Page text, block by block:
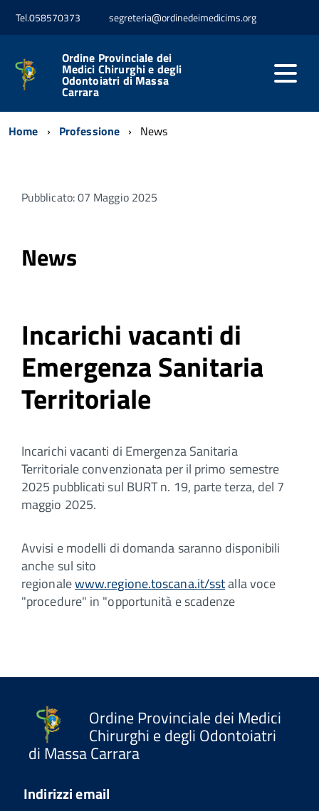
Tel.058570373 segreteria@ordinedeimedicims.org
Ordine Provinciale dei
Medici Chirurghi e degli
Odontoiatri di Massa
Carrara
Home Professione News
Pubblicato: 07 Maggio 2025
News
Incarichi vacanti di
Emergenza Sanitaria
Territoriale
Incarichi vacanti di Emergenza Sanitaria
Territoriale convenzionata per il primo semestre
2025 pubblicati sul BURT n. 19, parte terza, del 7
maggio 2025.
Avvisi e modelli di domanda saranno disponibili
anche sul sito
regionalewww.regione.toscana.it/sstalla voce
"procedure" in "opportunità e scadenze
Ordine Provinciale dei Medici
Chirurghi e degli Odontoiatri
di Massa Carrara
Indirizzi email